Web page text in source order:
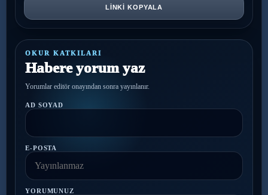
LINKI KOPYALA
OKUR KATKILARI
Habere yorum yaz
Yorumlar editör onayından sonra yayınlanır.
AD SOYAD
E-POSTA
YORUMUNUZ